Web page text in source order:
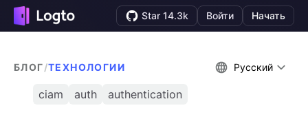
Star 14.3k Войти Начать
БЛОГ/ТЕХНОЛОГИИ Русский
ciam auth authentication